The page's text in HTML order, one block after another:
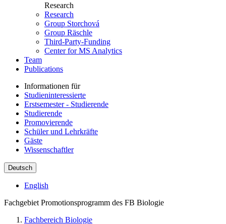
Research
Research
Group Storchová
Group Räschle
Third-Party-Funding
Center for MS Analytics
Team
Publications
Informationen für
Studieninteressierte
Erstsemester - Studierende
Studierende
Promovierende
Schüler und Lehrkräfte
Gäste
Wissenschaftler
Deutsch
English
Fachgebiet Promotionsprogramm des FB Biologie
Fachbereich Biologie